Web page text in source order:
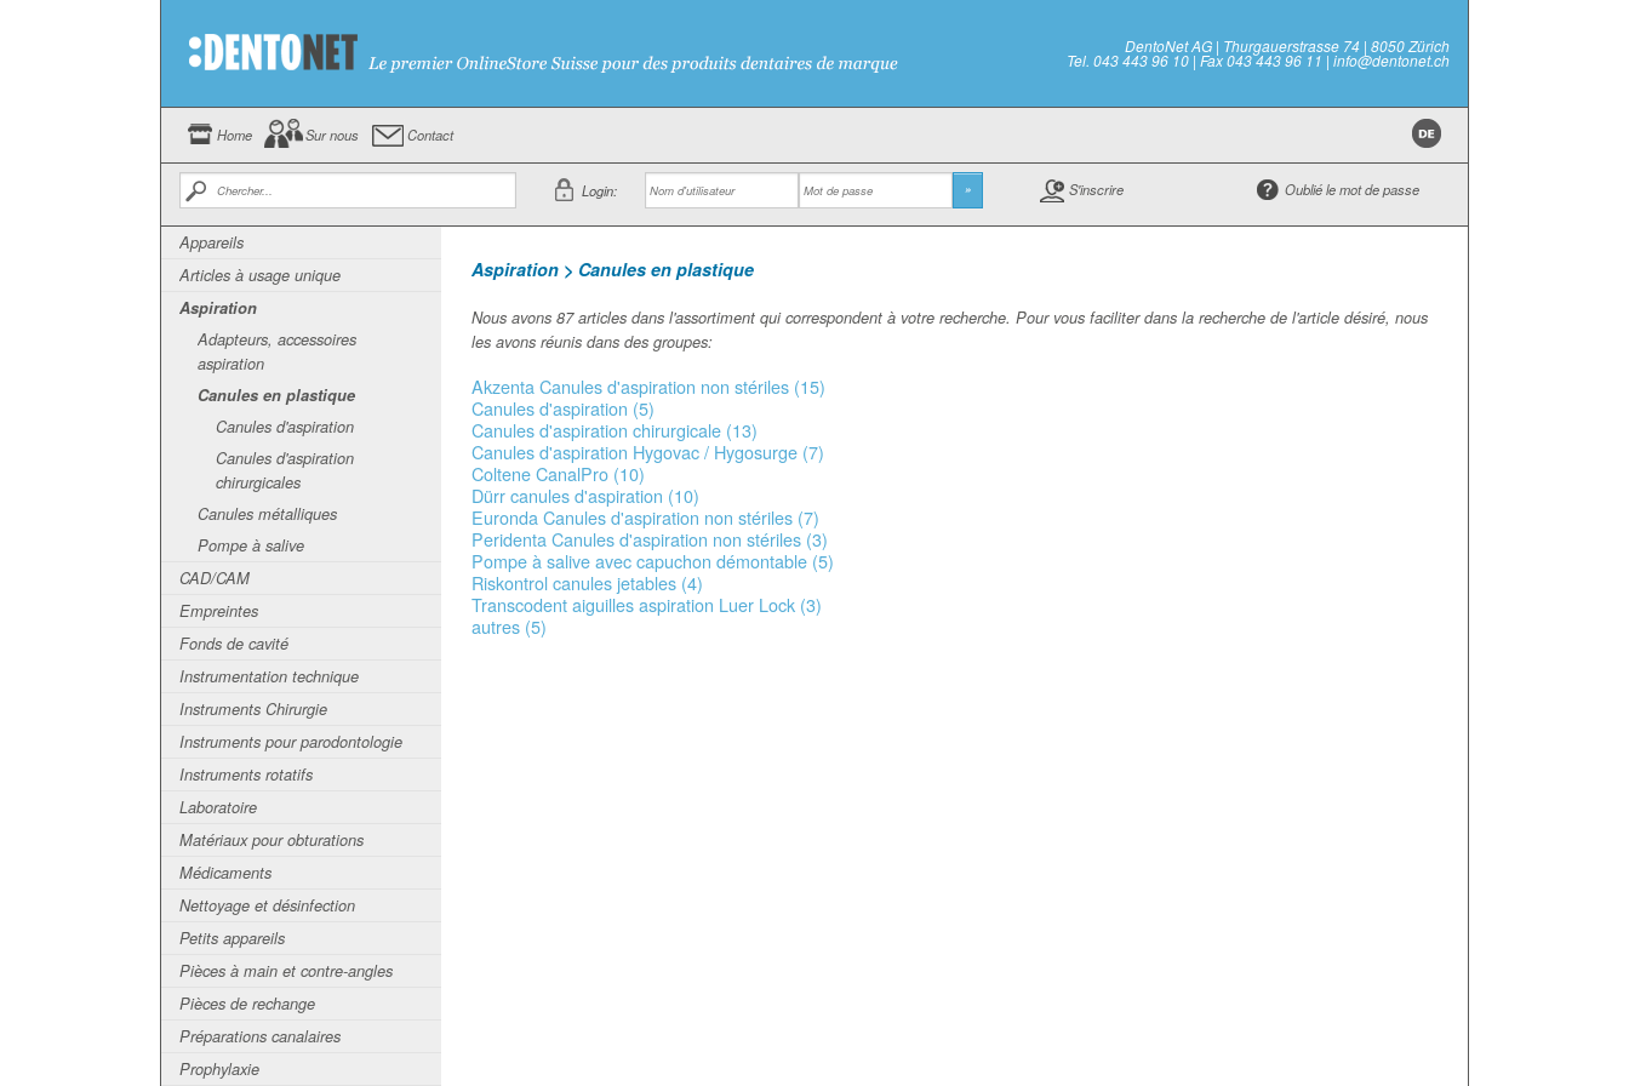
DentoNet AG | Thurgauerstrasse 74 | 8050 Zürich
Tel. 043 443 96 10 | Fax 043 443 96 11 | info@dentonet.ch
Home Sur nous Contact
Login: » S'inscrire Oublié le mot de passe
Appareils
Articles à usage unique
Aspiration
Adapteurs, accessoires
aspiration
Canules en plastique
Canules d'aspiration
Canules d'aspiration
chirurgicales
Canules métalliques
Pompe à salive
CAD/CAM
Empreintes
Fonds de cavité
Instrumentation technique
Instruments Chirurgie
Instruments pour parodontologie
Instruments rotatifs
Laboratoire
Matériaux pour obturations
Médicaments
Nettoyage et désinfection
Petits appareils
Pièces à main et contre-angles
Pièces de rechange
Préparations canalaires
Prophylaxie
Aspiration > Canules en plastique
Nous avons 87 articles dans l'assortiment qui correspondent à votre recherche. Pour vous faciliter dans la recherche de l'article désiré, nous
les avons réunis dans des groupes:
Akzenta Canules d'aspiration non stériles (15)
Canules d'aspiration (5)
Canules d'aspiration chirurgicale (13)
Canules d'aspiration Hygovac / Hygosurge (7)
Coltene CanalPro (10)
Dürr canules d'aspiration (10)
Euronda Canules d'aspiration non stériles (7)
Peridenta Canules d'aspiration non stériles (3)
Pompe à salive avec capuchon démontable (5)
Riskontrol canules jetables (4)
Transcodent aiguilles aspiration Luer Lock (3)
autres (5)